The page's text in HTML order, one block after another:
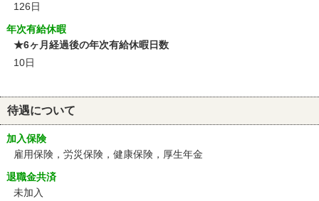
126日
年次有給休暇
★6ヶ月経過後の年次有給休暇日数
10日
待遇について
加入保険
雇用保険，労災保険，健康保険，厚生年金
退職金共済
未加入